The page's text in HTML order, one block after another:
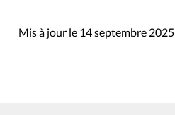
Mis à jour le 14 septembre 2025